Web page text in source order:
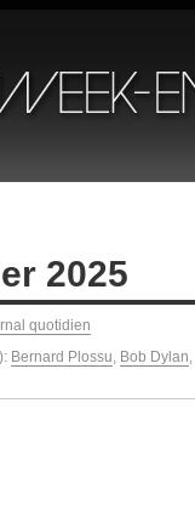
2025
quotidien
Bernard Plossu, Bob Dylan,